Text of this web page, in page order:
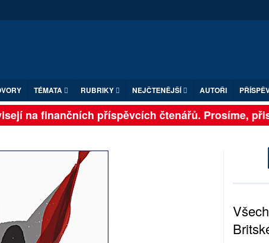
TÉMATA RUBRIKY NEJČTENĚJŠÍ AUTOŘI
na finančních příspěvcích čtenářů. Prosíme,